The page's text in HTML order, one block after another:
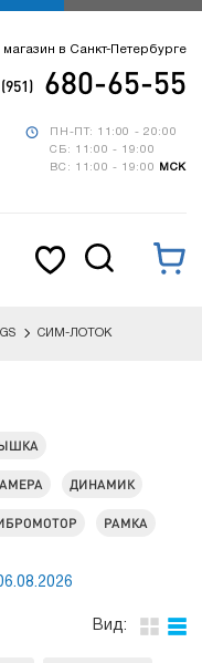
ПН-ПТ: 11:00 - 20:00
СБ: 11:00 - 19:00
ВС: 11:00 - 19:00
МСК
магазин в Санкт-Петербурге
680-65-55
СИМ-ЛОТОК
ДИНАМИК
РАМКА
Вид: